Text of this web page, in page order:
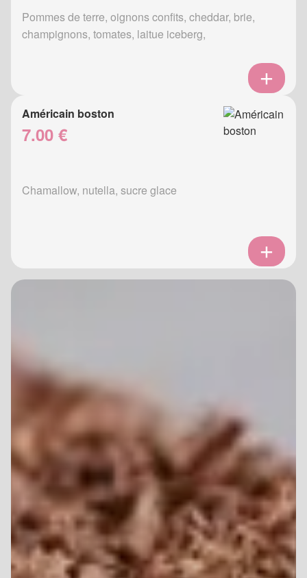
Pommes de terre, oignons confits, cheddar, brie,
champignons, tomates, laitue iceberg,
Américain boston
7.00 €
Chamallow, nutella, sucre glace